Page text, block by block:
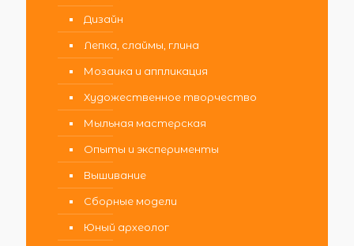
Дизайн
Лепка, слаймы, глина
Мозаика и аппликация
Художественное творчество
Мыльная мастерская
Опыты и эксперименты
Вышивание
Сборные модели
Юный археолог